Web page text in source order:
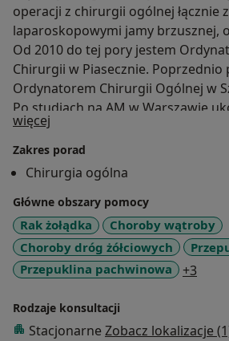
operacji z chirurgii ogólnej łącznie
laparoskopowymi jamy brzusznej,
Od 2010 do tej pory jestem
Chirurgii w Piasecznie. Poprzednio
Ordynatorem Chirurgii Ogólnej w
Po studiach na AM w Warszawie
r. specjalizowałem się z chirurgii i
Adiunkt w Klinice Chirurgii Ogólnej,
Wątroby w Szpitalu AM na Banacha.
obroniłem doktorat.
więcej
Zakres porad
Chirurgia ogólna
Główne obszary pomocy
Rak żołądka
Choroby wątroby
Choroby dróg żółciowych
Przepuklina pachwinowa
+3
Rodzaje konsultacji
Stacjonarne Zobacz lokalizacje